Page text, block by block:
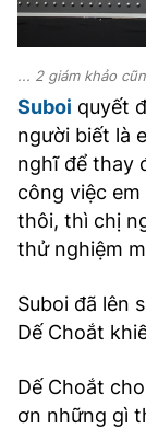
... 2 giám khảo
Suboi quyết
người biết là
nghĩ để thay
công việc em
thôi, thì chị
thử nghiệm
Suboi đã lên
Dế Choắt
Dế Choắt
ơn những gì